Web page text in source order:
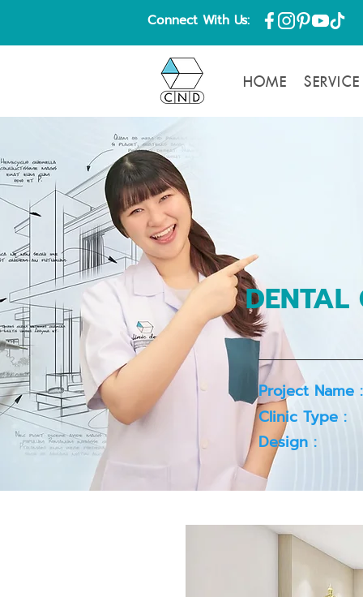
Connect With Us:
HOME SERVICE
DENTAL
Project Name :
Clinic Type :
Design :